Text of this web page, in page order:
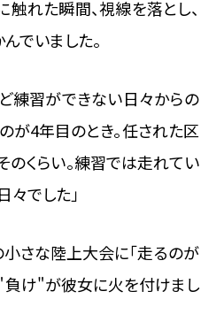
れた瞬間、視線を落とし、
でいました。
練習ができない日々からの
が4年目のとき。任された区
くらい。練習では走れてい
でした」
さな陸上大会に「走るのが
"負け"が彼女に火を付けまし